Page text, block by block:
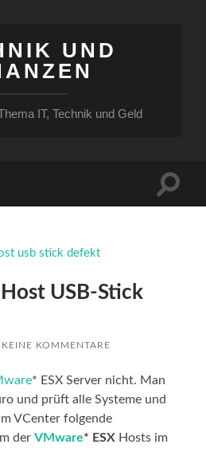
UND
IT, Technik und Geld
USB-Stick
KEINE KOMMENTARE
* ESX Server nicht. Man
und prüft alle Systeme und
VCenter folgende
derVMware* ESX Hosts im